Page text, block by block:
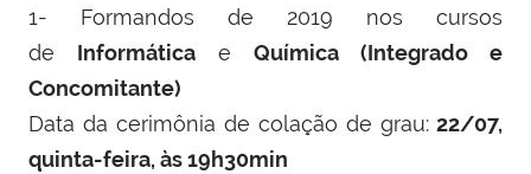
1- Formandos de 2019 nos cursos
de Informática e Química (Integrado e
Concomitante)
Data da cerimônia de colação de grau: 22/07,
quinta-feira, às 19h30min